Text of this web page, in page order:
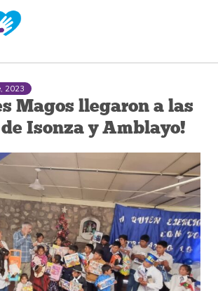
2023
Magos llegaron a las
Isonza y Amblayo!